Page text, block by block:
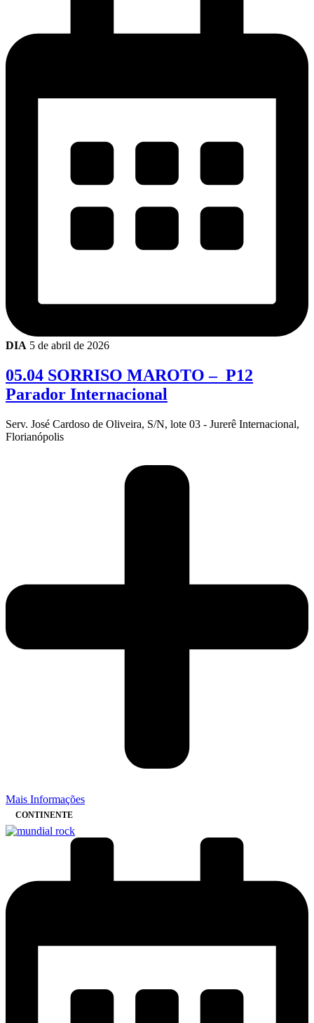
DIA 5 de abril de 2026
05.04 SORRISO MAROTO – P12
Parador Internacional
Serv. José Cardoso de Oliveira, S/N, lote 03 - Jurerê Internacional,
Florianópolis
Mais Informações
CONTINENTE